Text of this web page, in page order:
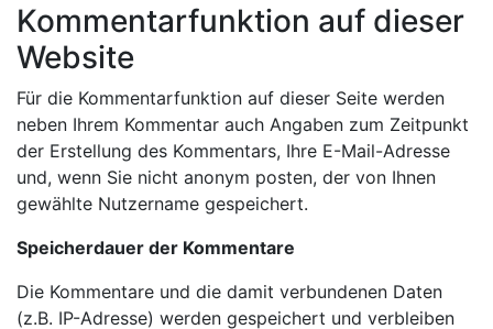
Kommentarfunktion auf dieser
Website
Für die Kommentarfunktion auf dieser Seite werden
neben Ihrem Kommentar auch Angaben zum Zeitpunkt
der Erstellung des Kommentars, Ihre E-Mail-Adresse
und, wenn Sie nicht anonym posten, der von Ihnen
gewählte Nutzername gespeichert.
Speicherdauer der Kommentare
Die Kommentare und die damit verbundenen Daten
(z.B. IP-Adresse) werden gespeichert und verbleiben